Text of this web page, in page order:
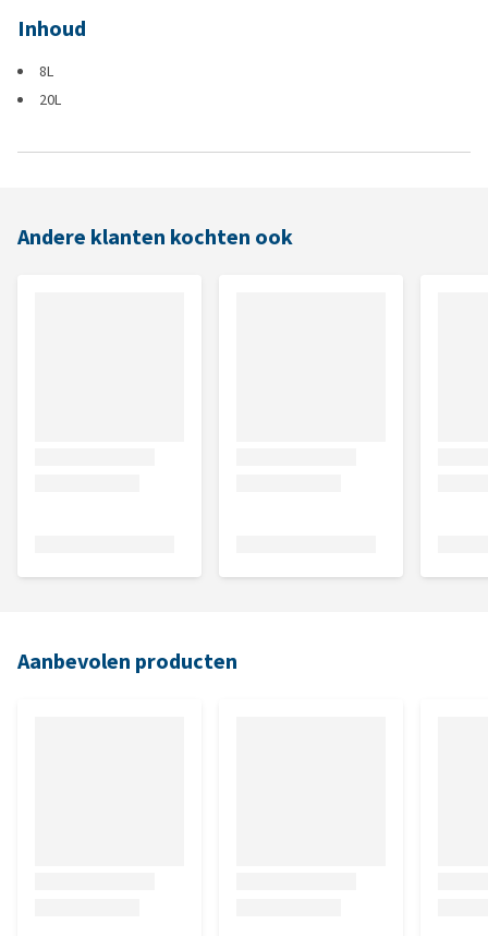
Inhoud
8L
20L
Andere klanten kochten ook
Aanbevolen producten